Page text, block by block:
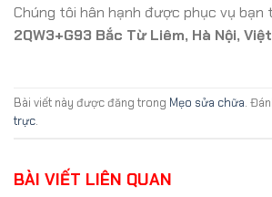
Chúng tôi hân hạnh được phục vụ bạn
2QW3+G93 Bắc Từ Liêm, Hà Nội,
Bài viết này được đăng trong Mẹo sửa chữa.
trực.
BÀI VIẾT LIÊN QUAN